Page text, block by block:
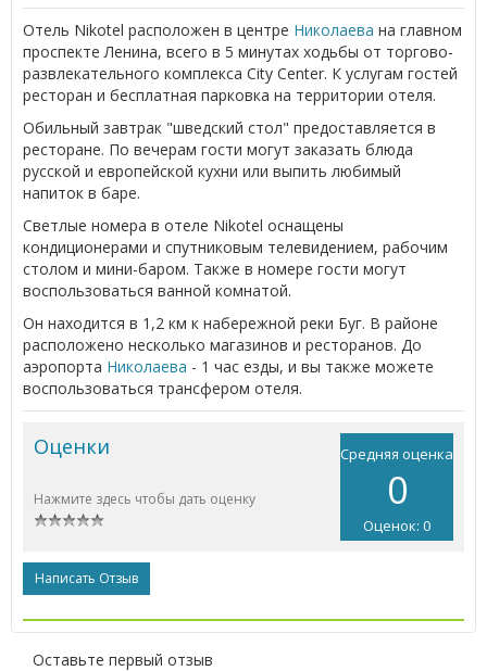
Отель Nikotel расположен в центре Николаева на главном
проспекте Ленина, всего в 5 минутах ходьбы от торгово-
развлекательного комплекса City Center. К услугам гостей
ресторан и бесплатная парковка на территории отеля.
Обильный завтрак "шведский стол" предоставляется в
ресторане. По вечерам гости могут заказать блюда
русской и европейской кухни или выпить любимый
напиток в баре.
Светлые номера в отеле Nikotel оснащены
кондиционерами и спутниковым телевидением, рабочим
столом и мини-баром. Также в номере гости могут
воспользоваться ванной комнатой.
Он находится в 1,2 км к набережной реки Буг. В районе
расположено несколько магазинов и ресторанов. До
аэропорта Николаева - 1 час езды, и вы также можете
воспользоваться трансфером отеля.
Средняя оценка
0
Оценок: 0
Оценки
Нажмите здесь чтобы дать оценку
Написать Отзыв
Оставьте первый отзыв